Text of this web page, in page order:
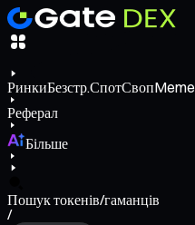
РинкиБезстр.СпотСвопMeme
Реферал
Більше
Пошук токенів/гаманців
/